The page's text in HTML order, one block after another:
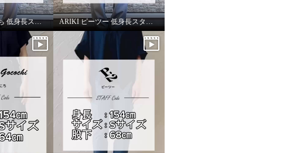
ARIKI 上質ごこち 低身長スタッフがはいてみました！ ARIKI ピーツー 低身長スタッフがはいてみました！